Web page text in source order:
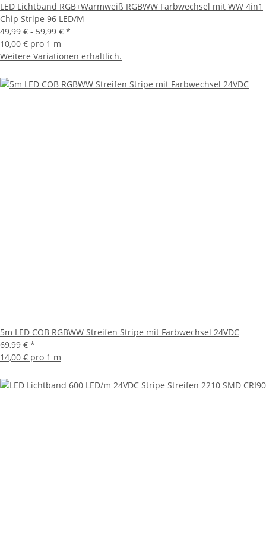
LED Lichtband RGB+Warmweiß RGBWW Farbwechsel mit WW 4in1
Chip Stripe 96 LED/M
49,99 € - 59,99 € *
10,00 € pro 1 m
Weitere Variationen erhältlich.
5m LED COB RGBWW Streifen Stripe mit Farbwechsel 24VDC
69,99 € *
14,00 € pro 1 m